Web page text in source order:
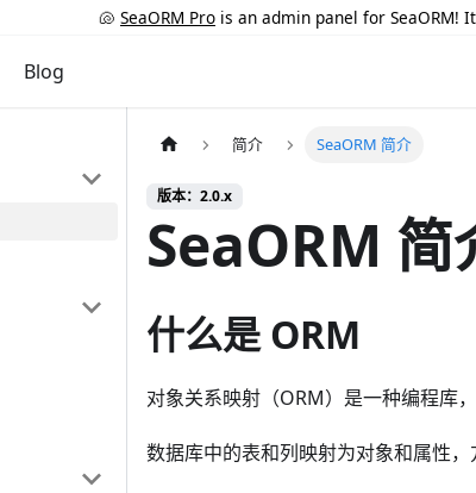
🐚 SeaORM Pro is an admin panel for SeaORM!
Blog
简介 SeaORM 简介
版本：2.0.x
SeaORM 简
什么是 ORM
对象关系映射（ORM）是一种编程库
数据库中的表和列映射为对象和属性，